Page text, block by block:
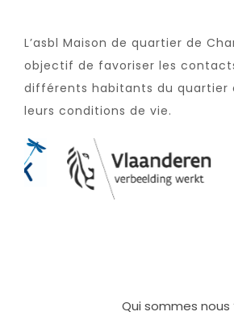
L’asbl Maison de quartier de
objectif de favoriser les
différents habitants du quartier
leurs conditions de vie.
Qui sommes nous